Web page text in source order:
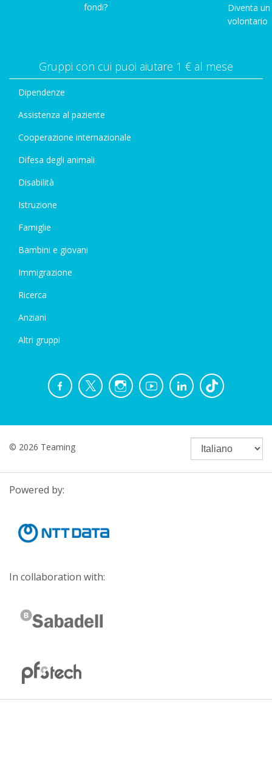
fondi?
Diventa un
volontario
Gruppi con cui puoi aiutare 1 € al mese
Dipendenze
Assistenza al paziente
Cooperazione internazionale
Difesa degli animali
Disabilità
Istruzione
Famiglie
Bambini e giovani
Immigrazione
Ricerca
Anziani
Altri gruppi
© 2026 Teaming
Powered by:
In collaboration with: